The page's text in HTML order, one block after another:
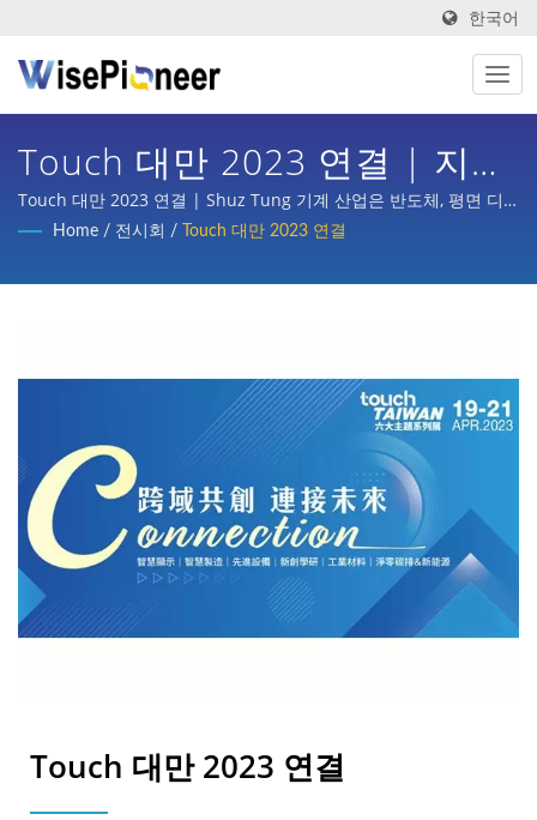
한국어
Touch 대만 2023 연결 | 지능
형 공정 장비: 자동화 시스템에
Touch 대만 2023 연결 | Shuz Tung 기계 산업은 반도체, 평면 디
스플레이 공정, 인쇄회로 기판, 지능형 의료 이미징, 자전거 턴키 기
으로부터 상당한 신뢰와 지원을 받았습니다.
Home / 전시회 / Touch 대만 2023 연결
Touch 대만 2023 연결